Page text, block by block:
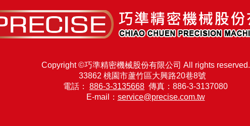
Copyright ©巧準精密機械股份有限公司 All rights reserved.
33862 桃園市蘆竹區大興路20巷8號
電話： 886-3-3135668 傳真：886-3-3137080
E-mail： service@precise.com.tw